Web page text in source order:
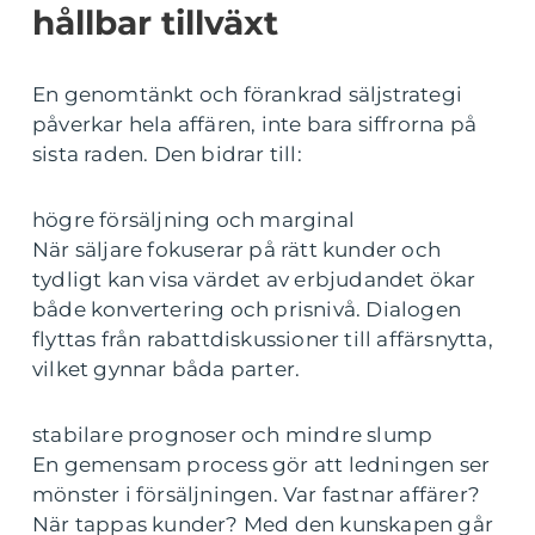
hållbar tillväxt
En genomtänkt och förankrad säljstrategi
påverkar hela affären, inte bara siffrorna på
sista raden. Den bidrar till:
högre försäljning och marginal
När säljare fokuserar på rätt kunder och
tydligt kan visa värdet av erbjudandet ökar
både konvertering och prisnivå. Dialogen
flyttas från rabattdiskussioner till affärsnytta,
vilket gynnar båda parter.
stabilare prognoser och mindre slump
En gemensam process gör att ledningen ser
mönster i försäljningen. Var fastnar affärer?
När tappas kunder? Med den kunskapen går